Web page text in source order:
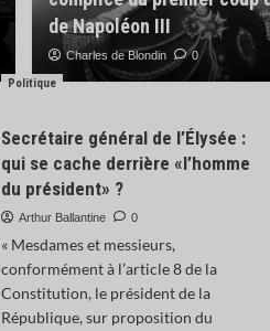
rédaction du
Samuel Prévost 0
de Napoléon III
Charles de Blondin 0
Politique
Secrétaire général de l’Élysée :
qui se cache derrière «l’homme
du président» ?
Arthur Ballantine 0
« Mesdames et messieurs,
conformément à l’article 8 de la
Constitution, le président de la
République, sur proposition du